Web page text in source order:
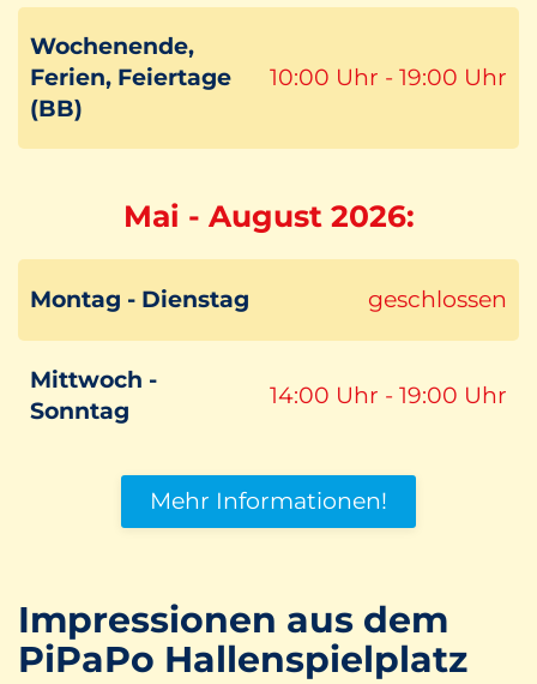
Wochenende,
Ferien, Feiertage
(BB)
10:00 Uhr - 19:00 Uhr
Mai - August 2026:
Montag - Dienstag geschlossen
Mittwoch -
Sonntag
14:00 Uhr - 19:00 Uhr
Mehr Informationen!
Impressionen aus dem
PiPaPo Hallenspielplatz